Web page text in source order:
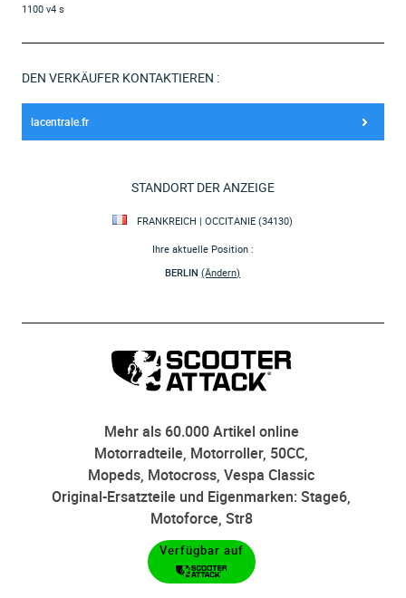
1100 v4 s
DEN VERKÄUFER KONTAKTIEREN :
lacentrale.fr
STANDORT DER ANZEIGE
FRANKREICH | OCCITANIE (34130)
Ihre aktuelle Position :
BERLIN(Ändern)
Mehr als 60.000 Artikel online
Motorradteile, Motorroller, 50CC,
Mopeds, Motocross, Vespa Classic
Original-Ersatzteile und Eigenmarken: Stage6,
Motoforce, Str8
Verfügbar auf